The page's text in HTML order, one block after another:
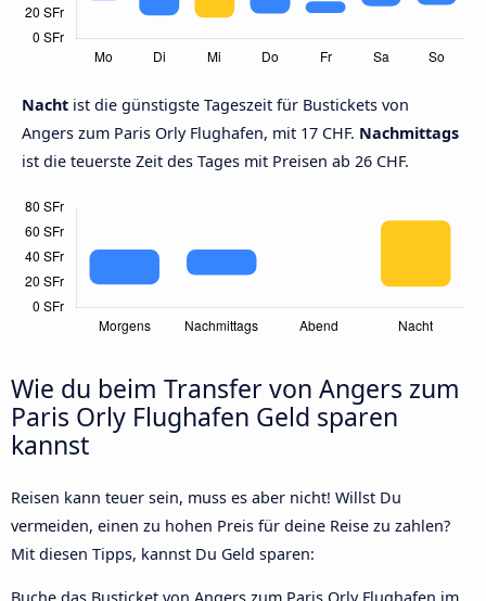
Nacht ist die günstigste Tageszeit für Bustickets von
Angers zum Paris Orly Flughafen, mit 17 CHF. Nachmittags
ist die teuerste Zeit des Tages mit Preisen ab 26 CHF.
Wie du beim Transfer von Angers zum
Paris Orly Flughafen Geld sparen
kannst
Reisen kann teuer sein, muss es aber nicht! Willst Du
vermeiden, einen zu hohen Preis für deine Reise zu zahlen?
Mit diesen Tipps, kannst Du Geld sparen: